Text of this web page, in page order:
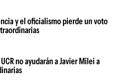
y el oficialismo pierde un voto
no ayudarán a Javier Milei a